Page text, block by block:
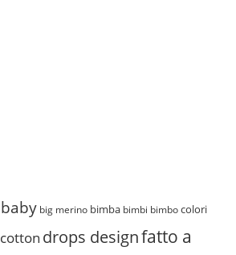
baby big merino bimba bimbi bimbo colori
cotton drops designfatto a